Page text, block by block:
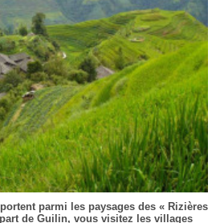
parmi les paysages des « Rizières
de Guilin, vous visitez les villages